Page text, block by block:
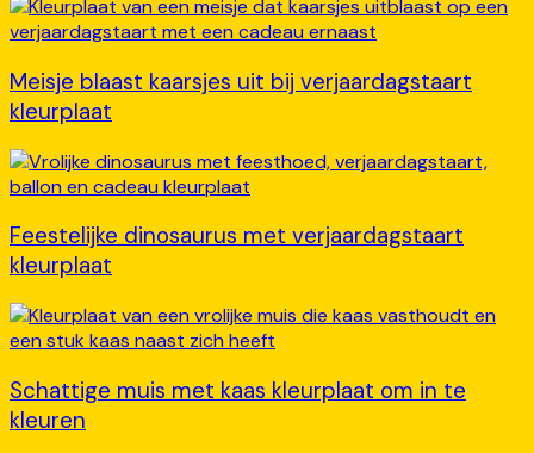
Meisje blaast kaarsjes uit bij verjaardagstaart
kleurplaat
Feestelijke dinosaurus met verjaardagstaart
kleurplaat
Schattige muis met kaas kleurplaat om in te
kleuren